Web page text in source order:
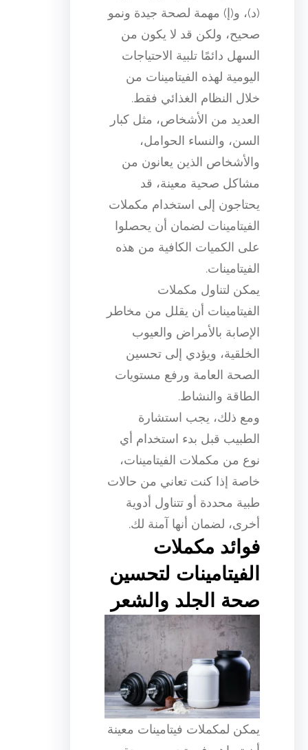
(د)، و(إ) مهمة لصحة جيدة ونمو
صحيح، ولكن قد لا يكون من
السهل دائمًا تلبية الاحتياجات
اليومية لهذه الفيتامينات من
خلال النظام الغذائي فقط.
العديد من الأشخاص، مثل كبار
السن، والنساء الحوامل،
والأشخاص الذين يعانون من
مشاكل صحية معينة، قد
يحتاجون إلى استخدام مكملات
الفيتامينات لضمان أن يحصلوا
على الكميات الكافية من هذه
الفيتامينات.
يمكن لتناول مكملات
الفيتامينات أن يقلل من مخاطر
الإصابة بالأمراض والعيوب
الخلقية، ويؤدي إلى تحسين
الصحة العامة ورفع مستويات
الطاقة والنشاط.
ومع ذلك، يجب استشارة
الطبيب قبل بدء استخدام أي
نوع من مكملات الفيتامينات،
خاصة إذا كنت تعاني من حالات
طبية محددة أو تتناول أدوية
أخرى، لضمان أنها آمنة لك.
فوائد مكملات
الفيتامينات لتحسين
صحة الجلد والشعر
يمكن لمكملات فيتامينات معينة